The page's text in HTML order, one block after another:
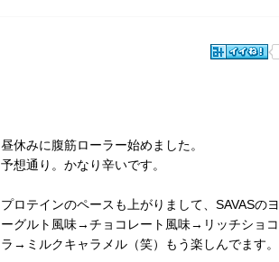
昼休みに腹筋ローラー始めました。
予想通り。かなり辛いです。
プロテインのペースも上がりまして、SAVASのヨ
ーグルト風味→チョコレート風味→リッチショコ
ラ→ミルクキャラメル（笑）もう楽しんでます。